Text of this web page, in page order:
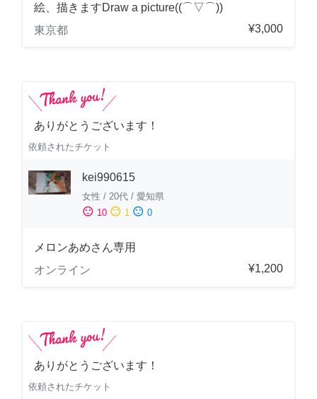
絵、描きますDraw a picture((⌒▽⌒))
東京都
¥3,000
ありがとうございます！
依頼されたチケット
kei990615
女性 / 20代 / 愛知県
sentiment_satisfied 10 sentiment_neutral 1 sentiment_dissatisfied 0
メロンあめさん専用
オンライン
¥1,200
ありがとうございます！
依頼されたチケット